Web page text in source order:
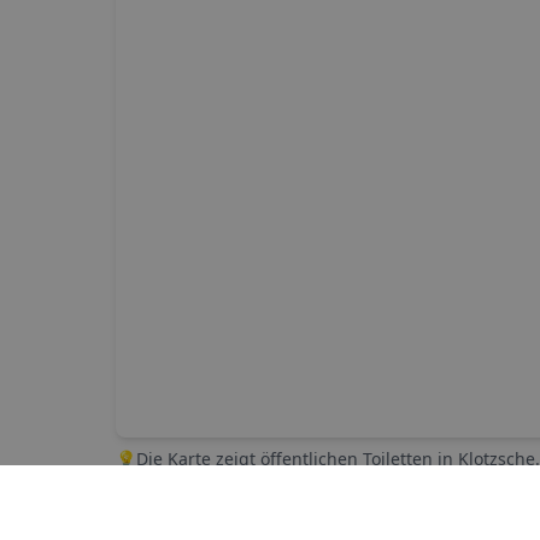
💡 Die Karte zeigt öffentlichen Toiletten in Klotzsche